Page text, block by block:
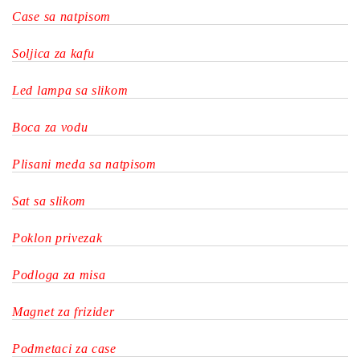
Case sa natpisom
Soljica za kafu
Led lampa sa slikom
Boca za vodu
Plisani meda sa natpisom
Sat sa slikom
Poklon privezak
Podloga za misa
Magnet za frizider
Podmetaci za case